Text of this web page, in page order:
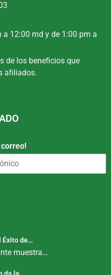
a 12:00 md y de 1:00 pm a
de los beneficios que
afiliados.
Éxito de…
muestra…